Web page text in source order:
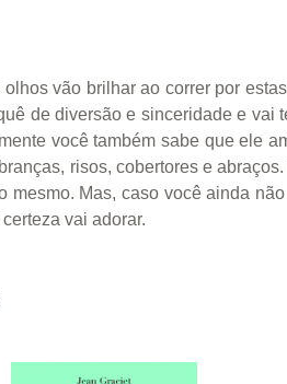
vão brilhar ao correr por
de diversão e sinceridade e
você também sabe que ele
risos, cobertores e
mesmo. Mas, caso você ainda
vai adorar.